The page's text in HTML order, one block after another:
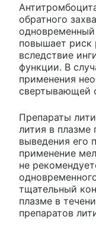
обратного
повышает риск
вследствие
функции. В
применения
свертывающей
Препараты
лития в
выведения его
применение
не
тщательный
плазме в
препаратов